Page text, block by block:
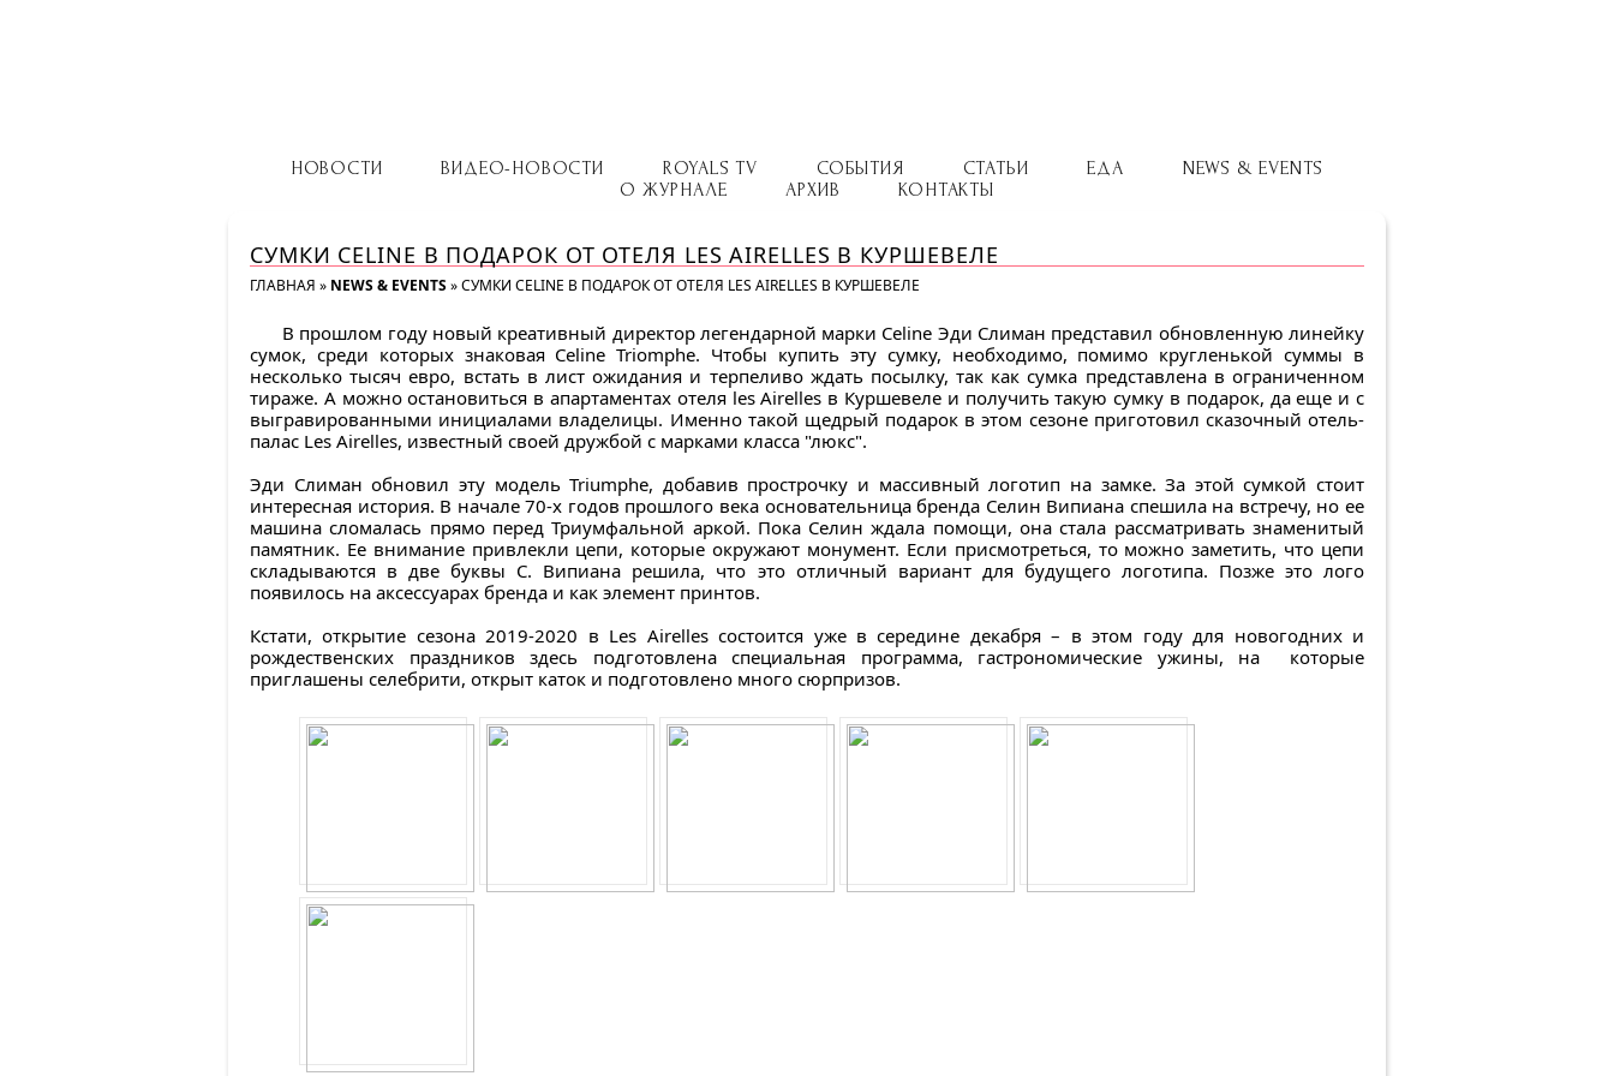
НОВОСТИ ВИДЕО-НОВОСТИ ROYALS TV СОБЫТИЯ СТАТЬИ ЕДА
NEWS & EVENTS
О ЖУРНАЛЕ
АРХИВ КОНТАКТЫ
СУМКИ CELINE В ПОДАРОК ОТ ОТЕЛЯ LES AIRELLES В КУРШЕВЕЛЕ
ГЛАВНАЯ » NEWS & EVENTS »СУМКИ CELINE В ПОДАРОК ОТ ОТЕЛЯ LES AIRELLES В КУРШЕВЕЛЕ
В прошлом году новый креативный директор легендарной марки Celine Эди Слиман представил обновленную линейку
сумок, среди которых знаковая Celine Triomphe. Чтобы купить эту сумку, необходимо, помимо кругленькой суммы в
несколько тысяч евро, встать в лист ожидания и терпеливо ждать посылку, так как сумка представлена в ограниченном
тираже. А можно остановиться в апартаментах отеля les Airelles в Куршевеле и получить такую сумку в подарок, да еще и с
выгравированными инициалами владелицы. Именно такой щедрый подарок в этом сезоне приготовил сказочный отель-
палас Les Airelles, известный своей дружбой с марками класса "люкс".
Эди Слиман обновил эту модель Triumphe, добавив прострочку и массивный логотип на замке. За этой сумкой стоит
интересная история. В начале 70-х годов прошлого века основательница бренда Селин Випиана спешила на встречу, но ее
машина сломалась прямо перед Триумфальной аркой. Пока Селин ждала помощи, она стала рассматривать знаменитый
памятник. Ее внимание привлекли цепи, которые окружают монумент. Если присмотреться, то можно заметить, что цепи
складываются в две буквы С. Випиана решила, что это отличный вариант для будущего логотипа. Позже это лого
появилось на аксессуарах бренда и как элемент принтов.
Кстати, открытие сезона 2019-2020 в Les Airelles состоится уже в середине декабря – в этом году для новогодних и
рождественских праздников здесь подготовлена специальная программа, гастрономические ужины, на которые
приглашены селебрити, открыт каток и подготовлено много сюрпризов.